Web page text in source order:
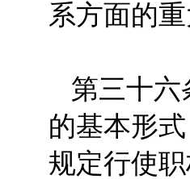
系方面的重
第三十六
的基本形
规定行使职